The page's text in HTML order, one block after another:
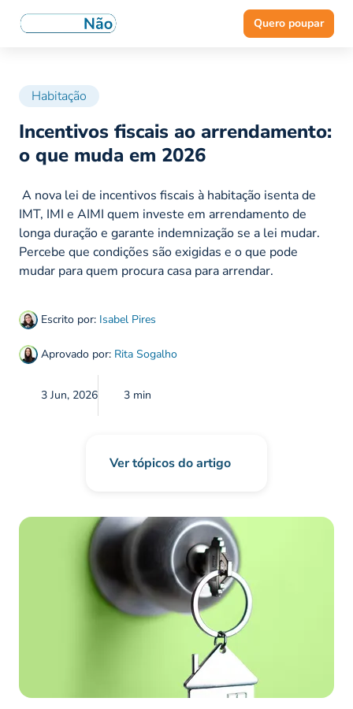
Quero poupar
Habitação
Incentivos fiscais ao arrendamento:
o que muda em 2026
Escrito por: Isabel Pires
Aprovado por: Rita Sogalho
3 Jun, 2026 3 min
A nova lei de incentivos fiscais à habitação isenta de
IMT, IMI e AIMI quem investe em arrendamento de
longa duração e garante indemnização se a lei mudar.
Percebe que condições são exigidas e o que pode
mudar para quem procura casa para arrendar.
Ver tópicos do artigo